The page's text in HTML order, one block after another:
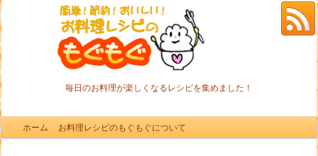
毎日のお料理が楽しくなるレシピを集めました！
メインメニュー
メインコンテンツへ移動
サブコンテンツへ移動
ホーム お料理レシピのもぐもぐについて